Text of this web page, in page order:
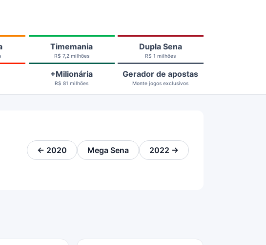
Timemania
R$ 7,2 milhões
Dupla Sena
R$ 1 milhões
+Milionária
R$ 81 milhões
Gerador de apostas
Monte jogos exclusivos
← 2020 Mega Sena 2022 →